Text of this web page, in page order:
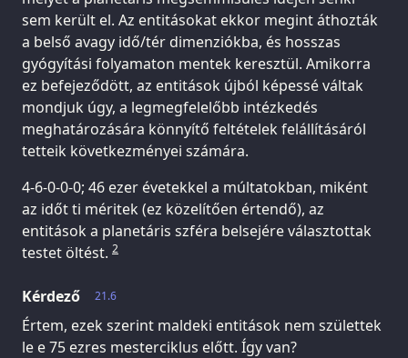
sem került el. Az entitásokat ekkor megint áthozták
a belső avagy idő/tér dimenziókba, és hosszas
gyógyítási folyamaton mentek keresztül. Amikorra
ez befejeződött, az entitások újból képessé váltak
mondjuk úgy, a legmegfelelőbb intézkedés
meghatározására könnyítő feltételek felállításáról
tetteik következményei számára.
4-6-0-0-0; 46 ezer évetekkel a múltatokban, miként
az időt ti méritek (ez közelítően értendő), az
entitások a planetáris szféra belsejére választottak
testet öltést. 2
21.6
Kérdező
Értem, ezek szerint maldeki entitások nem születtek
le e 75 ezres mesterciklus előtt. Így van?